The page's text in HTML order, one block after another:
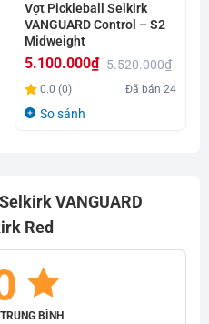
Vợt Pickleball Selkirk
VANGUARD Control – S2
Midweight
5.520.000₫
Giá
gốc
5.100.000₫
Giá
hiện
0.0 (0) Đã bán24
So sánh
VANGUARD
Red
BÌNH